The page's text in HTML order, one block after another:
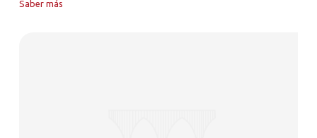
Saber más